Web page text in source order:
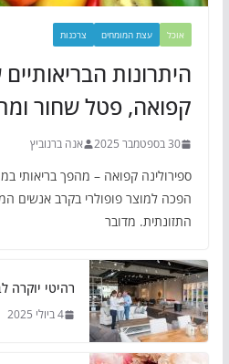
אוכל עצת המומחים צרכנות
היתרונות
קפואה, פטל שחור
30 בספטמבר 2025 אנה ברנוביץ
ספירולינה קפואה – מהפך בריאותי
הפכה למוצר פופולרי בקרב אנשים
התזונתית. מדובר
רהיטי יוקרה
4 ביולי 2025